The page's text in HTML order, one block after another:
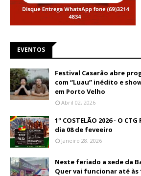
EVENTOS
Festival Casarão abre
com “Luau” inédito e
em Porto Velho
Abril 02, 2026
1º COSTELÃO 2026 - O
dia 08 de feveeiro
Janeiro 28, 2026
Neste feriado a sede da
Quer vai funcionar até às